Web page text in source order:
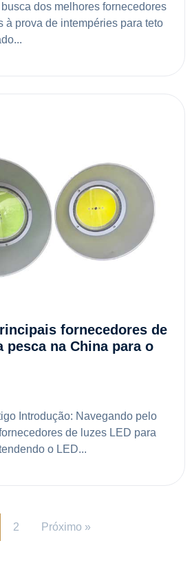
dos melhores fornecedores
à prova de intempéries para teto
fornecedores de
pesca na China para o
Introdução: Navegando pelo
de luzes LED para
o LED...
2 Próximo »